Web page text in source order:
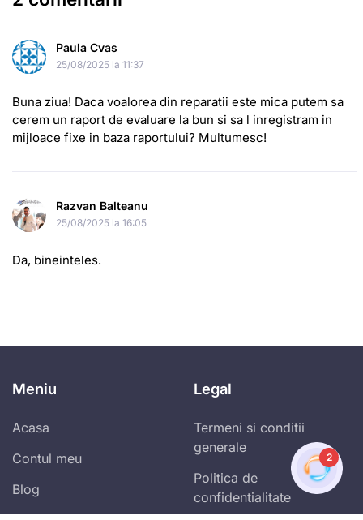
Paula Cvas
25/08/2025 la 11:37
Buna ziua! Daca voalorea din reparatii este mica putem sa
cerem un raport de evaluare la bun si sa l inregistram in
mijloace fixe in baza raportului? Multumesc!
Razvan Balteanu
25/08/2025 la 16:05
Da, bineinteles.
Meniu
Acasa
Contul meu
Blog
Legal
Termeni si conditii
generale
Politica de
confidentialitate
2